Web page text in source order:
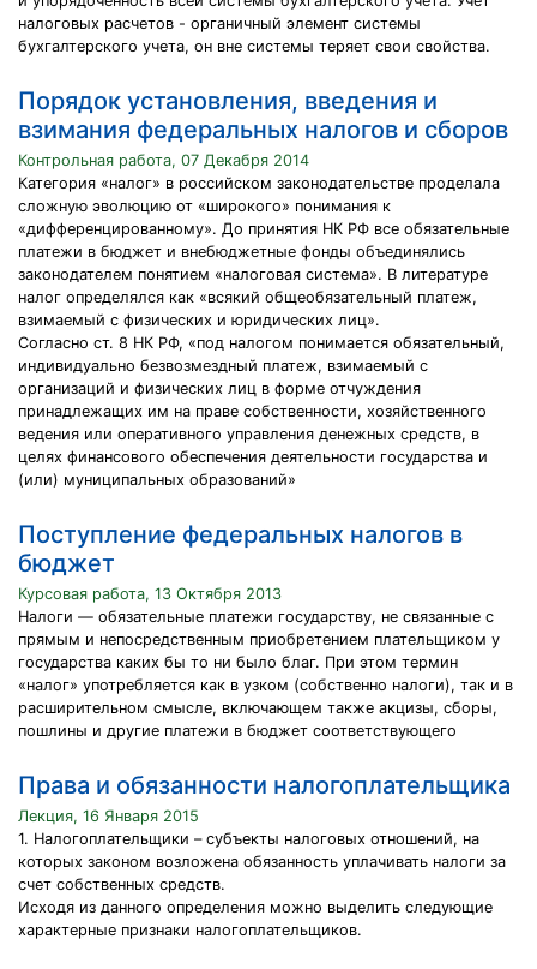
налоговых расчетов - органичный элемент системы
бухгалтерского учета, он вне системы теряет свои свойства.
Порядок установления, введения и
взимания федеральных налогов и сборов
Контрольная работа, 07 Декабря 2014
Категория «налог» в российском законодательстве проделала
сложную эволюцию от «широкого» понимания к
«дифференцированному». До принятия НК РФ все обязательные
платежи в бюджет и внебюджетные фонды объединялись
законодателем понятием «налоговая система». В литературе
налог определялся как «всякий общеобязательный платеж,
взимаемый с физических и юридических лиц».
Согласно ст. 8 НК РФ, «под налогом понимается обязательный,
индивидуально безвозмездный платеж, взимаемый с
организаций и физических лиц в форме отчуждения
принадлежащих им на праве собственности, хозяйственного
ведения или оперативного управления денежных средств, в
целях финансового обеспечения деятельности государства и
(или) муниципальных образований»
Поступление федеральных налогов в
бюджет
Курсовая работа, 13 Октября 2013
Налоги — обязательные платежи государству, не связанные с
прямым и непосредственным приобретением плательщиком у
государства каких бы то ни было благ. При этом термин
«налог» употребляется как в узком (собственно налоги), так и в
расширительном смысле, включающем также акцизы, сборы,
пошлины и другие платежи в бюджет соответствующего
Права и обязанности налогоплательщика
Лекция, 16 Января 2015
1. Налогоплательщики – субъекты налоговых отношений, на
которых законом возложена обязанность уплачивать налоги за
счет собственных средств.
Исходя из данного определения можно выделить следующие
характерные признаки налогоплательщиков.